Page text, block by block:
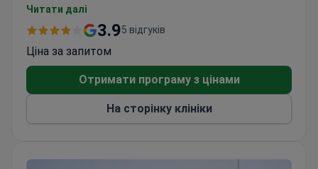
деяких випадках, дітям. Основними
арабських держав, Європи, Азії та країн СНД.
Ціна за запитом
Отримати програму з цінами
На сторінку клініки